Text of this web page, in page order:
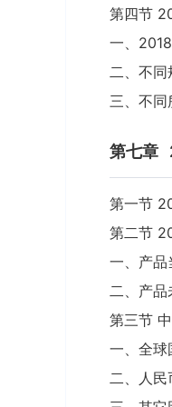
第四节
一、
二、不同
三、不同
第七章
第一节
第二节
一、产品
二、产品
第三节
一、全球
二、人民